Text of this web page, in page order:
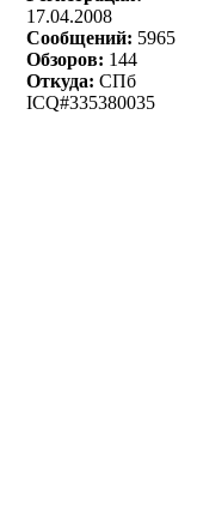
17.04.2008
Сообщений: 5965
Обзоров: 144
Откуда: СПб
ICQ#335380035